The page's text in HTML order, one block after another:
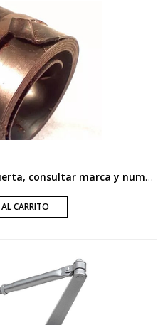
Art.1877 Resorte de cierrapuerta, consultar marca y numero de modelo
CARRITO